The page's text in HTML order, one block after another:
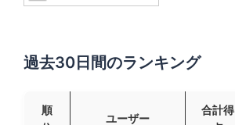
過去30日間のランキング
順
ユーザー
合計得